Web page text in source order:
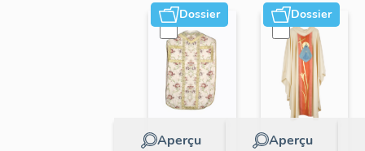
rouge
Dossier
Aperçu
Dossier
Aperçu